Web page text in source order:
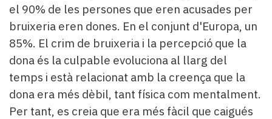
el 90% de les persones que eren acusades per
bruixeria eren dones. En el conjunt d'Europa, un
85%. El crim de bruixeria i la percepció que la
dona és la culpable evoluciona al llarg del
temps i està relacionat amb la creença que la
dona era més dèbil, tant física com mentalment.
Per tant, es creia que era més fàcil que caigués